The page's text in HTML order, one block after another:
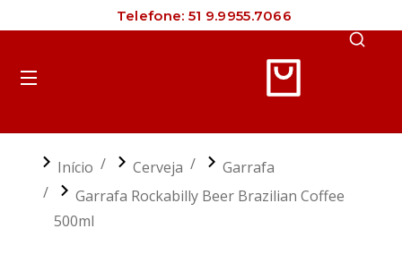
Telefone: 51 9.9955.7066
Você está aqui:
Início Cerveja
Garrafa
Garrafa Rockabilly Beer Brazilian Coffee
500ml